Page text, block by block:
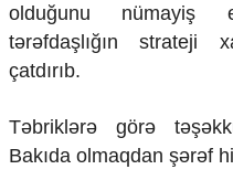
Crossmedia.az - 1 yaş
Siyasət
Məhkəmə və hüquq
Zəfər - 5
Gənclər və İdman
Media və QHT
olduğunu nümayiş
tərəfdaşlığın strateji
çatdırıb.
Təbriklərə görə
Bakıda olmaqdan şərəf